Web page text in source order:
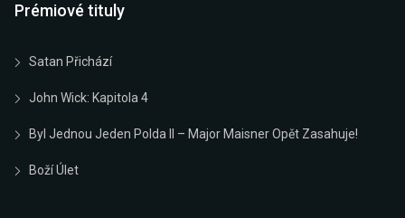
Prémiové tituly
Satan Přichází
John Wick: Kapitola 4
Byl Jednou Jeden Polda II – Major Maisner Opět Zasahuje!
Boží Úlet